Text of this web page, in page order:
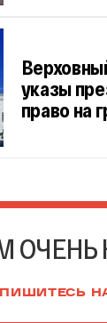
указы
право на